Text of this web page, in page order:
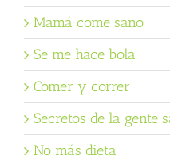
Mamá come sano
Se me hace bola
Comer y correr
Secretos de la gente
No más dieta